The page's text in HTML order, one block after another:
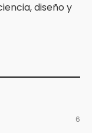
diseño y
6